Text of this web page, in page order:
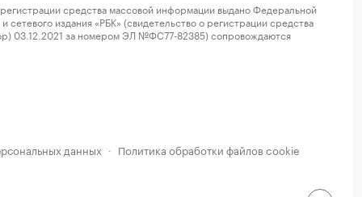
средства массовой информации выдано Федеральной
издания «РБК» (свидетельство о регистрации средства
03.12.2021 за номером ЭЛ №ФС77-82385) сопровождаются
данных · Политика обработки файлов cookie